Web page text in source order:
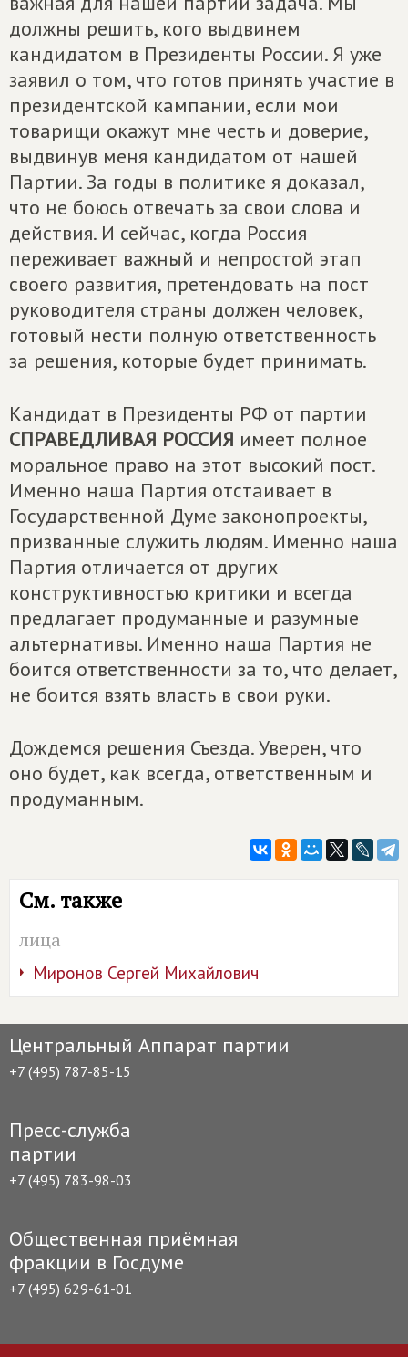
должны решить, кого выдвинем
кандидатом в Президенты России. Я уже
заявил о том, что готов принять участие в
президентской кампании, если мои
товарищи окажут мне честь и доверие,
выдвинув меня кандидатом от нашей
Партии. За годы в политике я доказал,
что не боюсь отвечать за свои слова и
действия. И сейчас, когда Россия
переживает важный и непростой этап
своего развития, претендовать на пост
руководителя страны должен человек,
готовый нести полную ответственность
за решения, которые будет принимать.
Кандидат в Президенты РФ от партии
СПРАВЕДЛИВАЯ РОССИЯ имеет полное
моральное право на этот высокий пост.
Именно наша Партия отстаивает в
Государственной Думе законопроекты,
призванные служить людям. Именно наша
Партия отличается от других
конструктивностью критики и всегда
предлагает продуманные и разумные
альтернативы. Именно наша Партия не
боится ответственности за то, что делает,
не боится взять власть в свои руки.
Дождемся решения Съезда. Уверен, что
оно будет, как всегда, ответственным и
продуманным.
См. также
лица
Миронов Сергей Михайлович
Центральный Аппарат партии
+7 (495) 787-85-15
Пресс-служба
партии
+7 (495) 783-98-03
Общественная приёмная
фракции в Госдуме
+7 (495) 629-61-01